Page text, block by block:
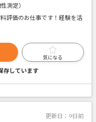
測定）
評価のお仕事です！経験を活
気になる
存しています
更新日： 9日前